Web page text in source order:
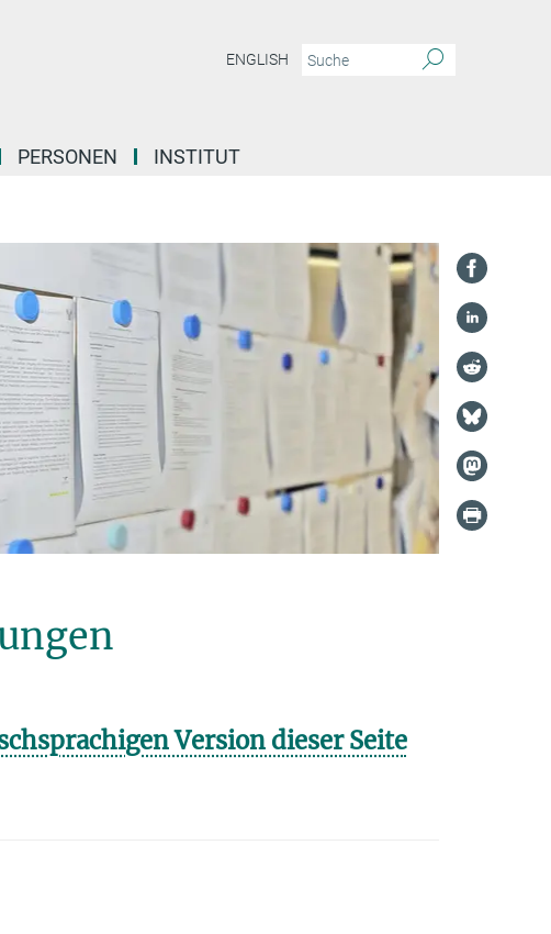
ENGLISH
PERSONEN INSTITUT
Version dieser Seite